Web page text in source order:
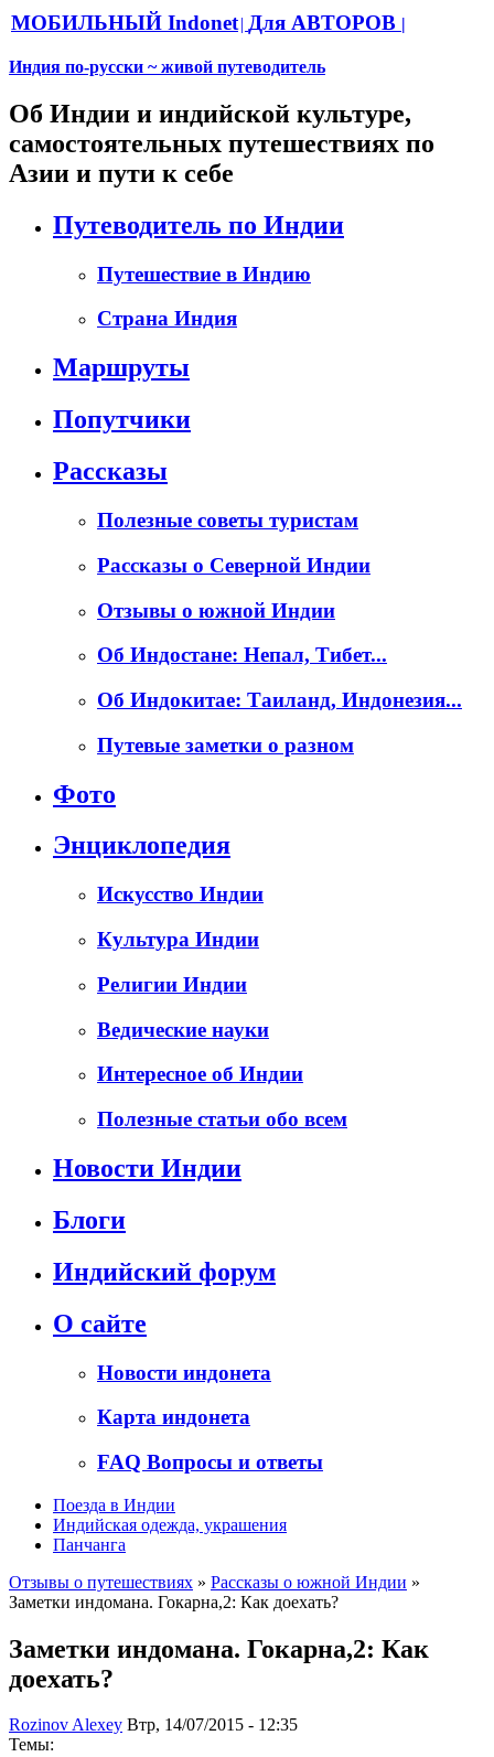
МОБИЛЬНЫЙ Indonet| Для АВТОРОВ |
Индия по-русски ~ живой путеводитель
Об Индии и индийской культуре,
самостоятельных путешествиях по
Азии и пути к себе
Путеводитель по Индии
Путешествие в Индию
Страна Индия
Маршруты
Попутчики
Рассказы
Полезные советы туристам
Рассказы о Северной Индии
Отзывы о южной Индии
Об Индостане: Непал, Тибет...
Об Индокитае: Таиланд, Индонезия...
Путевые заметки о разном
Фото
Энциклопедия
Искусство Индии
Культура Индии
Религии Индии
Ведические науки
Интересное об Индии
Полезные статьи обо всем
Новости Индии
Блоги
Индийский форум
О сайте
Новости индонета
Карта индонета
FAQ Вопросы и ответы
Поезда в Индии
Индийская одежда, украшения
Панчанга
Отзывы о путешествиях » Рассказы о южной Индии »
Заметки индомана. Гокарна,2: Как доехать?
Заметки индомана. Гокарна,2: Как
доехать?
Rozinov Alexey Втр, 14/07/2015 - 12:35
Темы: